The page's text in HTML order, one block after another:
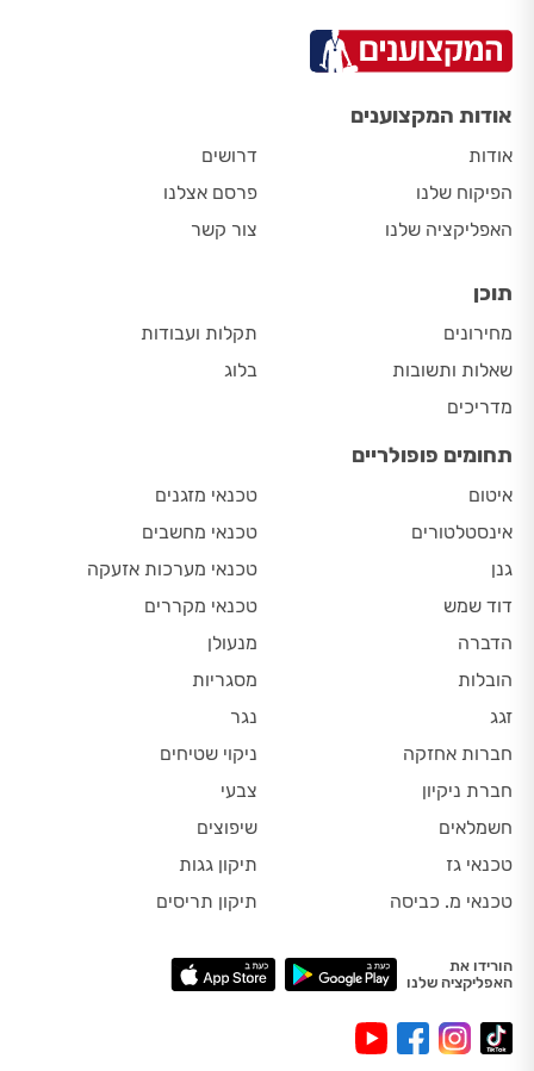
אודות המקצוענים
אודות
הפיקוח שלנו
האפליקציה שלנו
דרושים
פרסם אצלנו
צור קשר
תוכן
מחירונים
שאלות ותשובות
מדריכים
תקלות ועבודות
בלוג
תחומים פופולריים
איטום
אינסטלטורים
גנן
דוד שמש
הדברה
הובלות
זגג
חברות אחזקה
חברת ניקיון
חשמלאים
טכנאי גז
טכנאי מ. כביסה
טכנאי מזגנים
טכנאי מחשבים
טכנאי מערכות אזעקה
טכנאי מקררים
מנעולן
מסגריות
נגר
ניקוי שטיחים
צבעי
שיפוצים
תיקון גגות
תיקון תריסים
הורידו את
האפליקציה שלנו